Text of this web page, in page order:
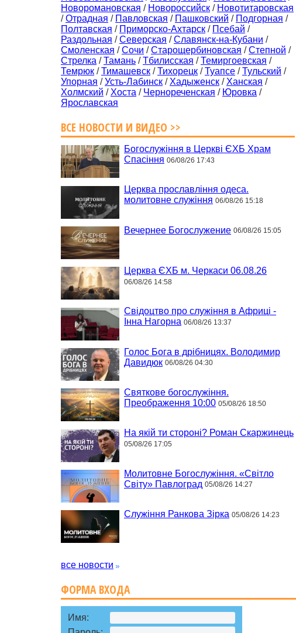
Новоромановская / Новороссийск / Новотитаровская
/Отрадная / Павловская / Пашковский / Подгорная /
Полтавская / Приморско-Ахтарск / Псебай /
Раздольная /Северская /Славянск-на-Кубани /
Смоленская /Сочи /Старощербиновская /Степной /
Стрелка /Тамань /Тбилисская /Темиргоевская /
Темрюк /Тимашевск /Тихорецк /Туапсе /Тульский /
Упорная /Усть-Лабинск / Хадыженск / Ханская /
Холмский / Хоста / Чернореченская / Юровка /
Ярославская
ВСЕ НОВОСТИ И ВИДЕО >>
Богослужіння в Церкві ЄХБ Храм
Спасіння 06/08/26 17:43
Церква прославління одеса.
молитовне служіння 06/08/26 15:18
Вечернее Богослужение 06/08/26 15:05
Церква ЄХБ м. Черкаси 06.08.26
06/08/26 14:58
Свідоцтво про служіння в Африці -
Інна Нагорна 06/08/26 13:37
Голос Бога в дрібницях. Володимир
Давидюк 06/08/26 04:30
Святкове богослужіння.
Преображення 10:00 05/08/26 18:50
На якій ти стороні? Роман Скаржинець
05/08/26 17:05
Молитовне Богослужіння. «Світло
Світу» Павлоград 05/08/26 14:27
Служіння Ранкова Зірка 05/08/26 14:23
все новости
ФОРМА ВХОДА
Имя: